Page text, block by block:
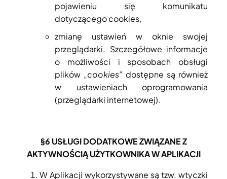
pojawieniu się komunikatu
dotyczącego cookies,
zmianę ustawień w oknie swojej
przeglądarki. Szczegółowe informacje
o możliwości i sposobach obsługi
plików „cookies” dostępne są również
w ustawieniach oprogramowania
(przeglądarki internetowej).
§6 USŁUGI DODATKOWE ZWIĄZANE Z
AKTYWNOŚCIĄ UŻYTKOWNIKA W APLIKACJI
W Aplikacji wykorzystywane są tzw. wtyczki